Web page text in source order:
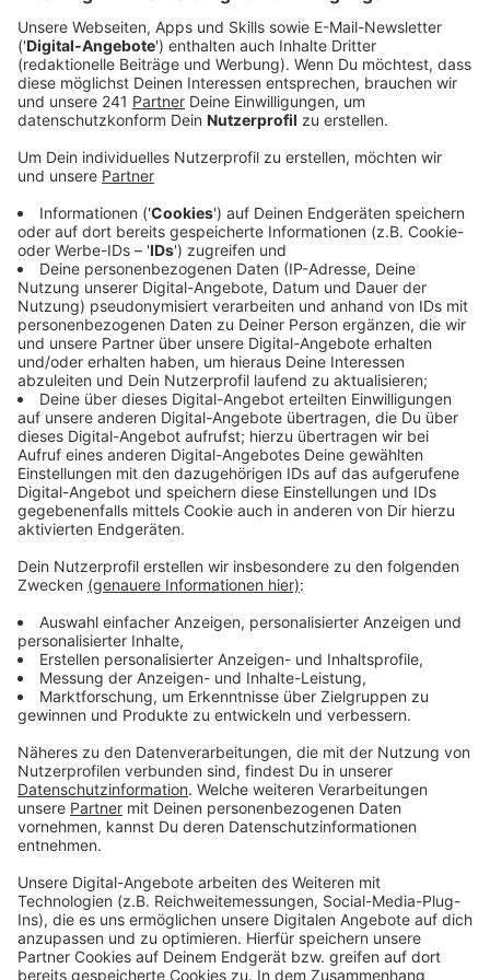
werden.
Veröffentlicht:Donnerstag, 13.10.2022 09:19
Anzeige
Bewerben könne sich für den Heimat-Preis
Leverkusener Vereine, Initiativen, freie Träger,
Unternehmen und Einzelpersonen, die ehrenamtlich
arbeiten. Die Bewerbungen müssen zeigen, dass durch
die Arbeit zum Beispiel der gesellschaftliche
Zusammenhalt gefördert wird, lokale und regionale
Traditionen erhalten werden oder die Attraktivität von
öffentlichen Orten in der Stadt verbessert wird.
Bewerbungen können noch bis zum 4. November
eingereicht werden.
Anzeige
Bewerbungsmodalitäten
Anzeige
Die Bewerbung sollte nicht länger als maximal eine
DIN A4 Seite sein. Einsendeschluss ist der4.
November 2022 .
Schriftliche Zusendung an: Stadt Leverkusen,
Stadtmarketing, Birgit Conrad, Friedrich-Ebert-Platz 1,
51373 Leverkusen
Zusendung per E-Mail
birgit.conrad@stadt.leverkusen.de
dem Stichwort "Heimat-Preis 2022"
Online-Bewerbung: Ein Online-Bewerbungs-Formular ist
hierzu finden.